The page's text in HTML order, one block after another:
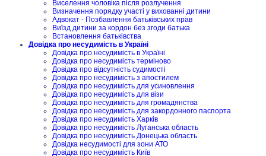
Виселення чоловіка після розлучення
Визначення порядку участі у вихованні дитини
Адвокат - Позбавлення батьківських прав
Виїзд дитини за кордон без згоди батька
Встановлення батьківства
Довідка про несудимість в Україні
Довідка про несудимість в Україні
Довідка про несудимість терміново
Довідка про відсутність судимості
Довідка про несудимість з апостилем
Довідка про несудимість для усиновлення
Довідка про несудимість для візи
Довідка про несудимість для громадянства
Довідка про несудимість для закордонного паспорта
Довідка про несудимість Харків
Довідка про несудимість Луганська область
Довідка про несудимість Донецька область
Довідка несудимості для зони АТО
Довідка про несудимість Київ